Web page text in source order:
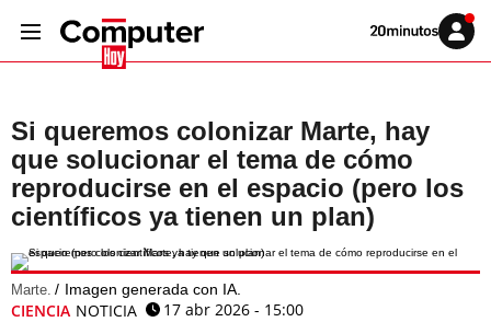
Volver
Iniciar
sesión
Si queremos colonizar Marte, hay
que solucionar el tema de cómo
reproducirse en el espacio (pero los
científicos ya tienen un plan)
Marte. Imagen generada con IA.
CIENCIA NOTICIA
17 abr 2026 - 15:00